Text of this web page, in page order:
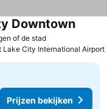
of de stadPrijzen
Downtown
Lake City International Airport
Prijzen bekijken